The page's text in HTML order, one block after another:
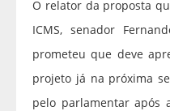
O relator da proposta
ICMS, senador
prometeu que deve
projeto já na próxima
pelo parlamentar após